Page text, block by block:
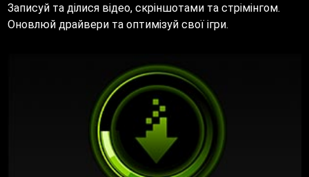
Записуй та ділися відео, скріншотами та стрімінгом.
Оновлюй драйвери та оптимізуй свої ігри.